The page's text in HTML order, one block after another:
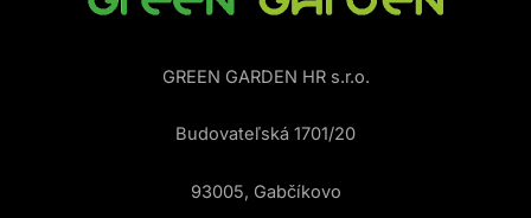
GREEN GARDEN HR s.r.o.
Budovateľská 1701/20
93005, Gabčíkovo